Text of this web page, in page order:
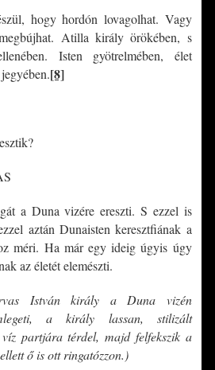
hogy hordón lovagolhat. Vagy
Atilla király örökében, s
Isten gyötrelmében, élet
[8]
a Duna vizére ereszti. S ezzel is
aztán Dunaisten keresztfiának a
méri. Ha már egy ideig úgyis úgy
az életét elemészti.
István király a Duna vizén
a király lassan, stilizált
partjára térdel, majd felfekszik a
ő is ott ringatózzon.)